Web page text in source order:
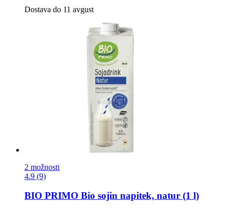
Dostava do 11 avgust
2 možnosti
4.9 (9)
BIO PRIMO Bio sojin napitek, natur (1 l)